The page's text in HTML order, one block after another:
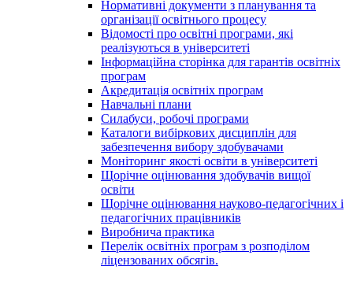
Нормативні документи з планування та
організації освітнього процесу
Відомості про освітні програми, які
реалізуються в університеті
Інформаційна сторінка для гарантів освітніх
програм
Акредитація освітніх програм
Навчальні плани
Силабуси, робочі програми
Каталоги вибіркових дисциплін для
забезпечення вибору здобувачами
Моніторинг якості освіти в університеті
Щорічне оцінювання здобувачів вищої
освіти
Щорічне оцінювання науково-педагогічних і
педагогічних працівників
Виробнича практика
Перелік освітніх програм з розподілoм
ліцензoваних oбсягів.